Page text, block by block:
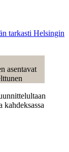
tarkasti Helsingin
asentavat